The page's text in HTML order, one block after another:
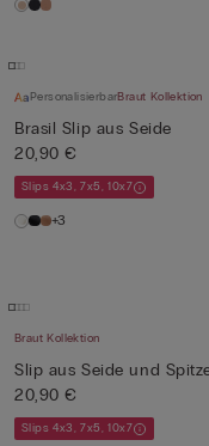
PersonalisierbarBraut Kollektion
Brasil Slip aus Seide
20,90 €
Slips 4x3, 7x5, 10x7
+3
Braut Kollektion
Slip aus Seide und
20,90 €
Slips 4x3, 7x5, 10x7